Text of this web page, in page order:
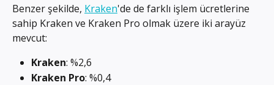
Benzer şekilde, Kraken'de de farklı işlem ücretlerine
sahip Kraken ve Kraken Pro olmak üzere iki arayüz
mevcut:
Kraken: %2,6
Kraken Pro: %0,4